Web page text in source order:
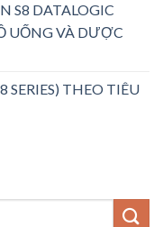
S8 DATALOGIC
UỐNG VÀ DƯỢC
SERIES) THEO TIÊU